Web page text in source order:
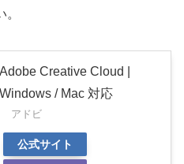
Adobe Creative Cloud |
Windows / Mac 対応
アドビ
公式サイト